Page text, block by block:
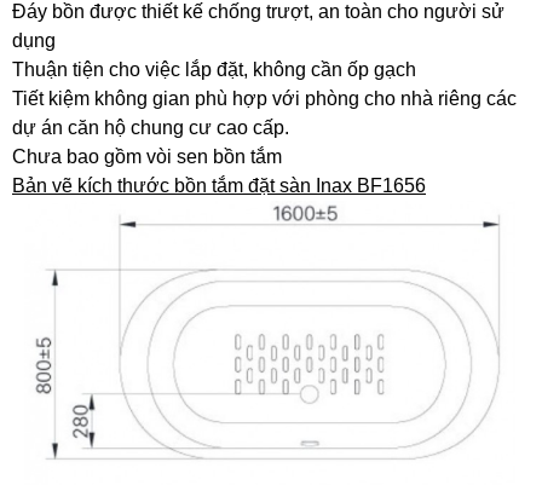
Đáy bồn được thiết kế chống trượt, an toàn cho người sử
dụng
Thuận tiện cho việc lắp đặt, không cần ốp gạch
Tiết kiệm không gian phù hợp với phòng cho nhà riêng các
dự án căn hộ chung cư cao cấp.
Chưa bao gồm vòi sen bồn tắm
Bản vẽ kích thước bồn tắm đặt sàn Inax BF1656